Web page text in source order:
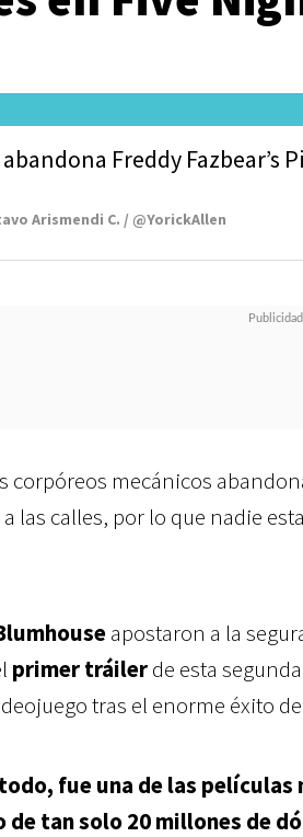
Freddy Fazbear’s
Arismendi C. / @YorickAllen
corpóreos mecánicos
las calles, por lo que nadie
apostaron a la
primer tráilerde esta
tras el enorme éxito
fue una de las películas
tan solo 20 millones de